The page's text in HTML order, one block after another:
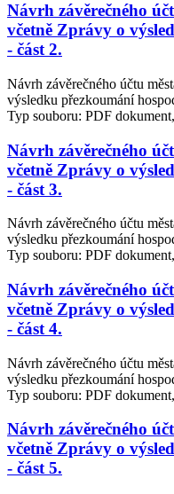
Návrh závěrečného
včetně Zprávy o
- část 2.
Návrh závěrečného účtu
výsledku přezkoumání
Typ souboru: PDF
Návrh závěrečného
včetně Zprávy o
- část 3.
Návrh závěrečného účtu
výsledku přezkoumání
Typ souboru: PDF
Návrh závěrečného
včetně Zprávy o
- část 4.
Návrh závěrečného účtu
výsledku přezkoumání
Typ souboru: PDF
Návrh závěrečného
včetně Zprávy o
- část 5.